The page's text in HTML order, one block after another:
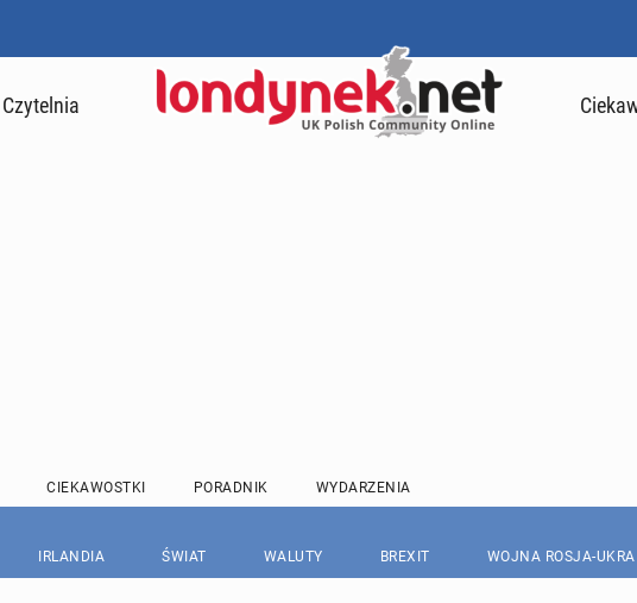
Czytelnia
CIEKAWOSTKI PORADNIK WYDARZENIA
IRLANDIA ŚWIAT WALUTY BREXIT WOJNA ROSJA-